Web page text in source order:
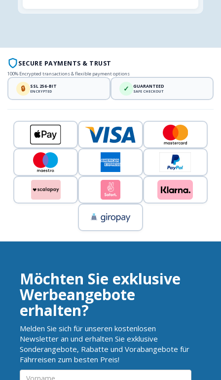
SECURE PAYMENTS & TRUST
100% Encrypted transactions & flexible payment options
🔒 SSL 256-BIT
ENCRYPTED ✓ GUARANTEED
SAFE CHECKOUT
Möchten Sie exklusive
Werbeangebote
erhalten?
Melden Sie sich für unseren kostenlosen
Newsletter an und erhalten Sie exklusive
Sonderangebote, Rabatte und Vorabangebote für
Fährreisen zum besten Preis!